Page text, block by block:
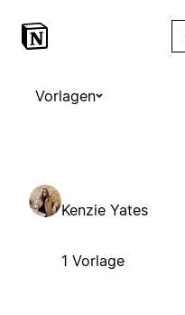
Vorlagen
Kenzie Yates
1 Vorlage